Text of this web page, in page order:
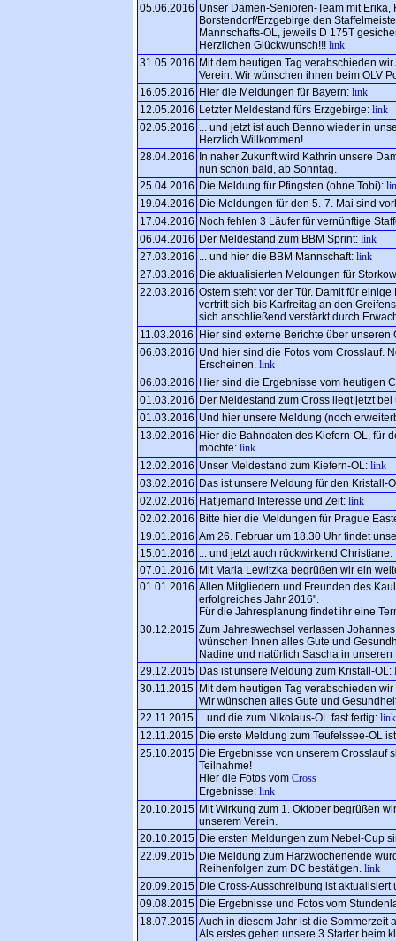
05.06.2016 Unser Damen-Senioren-Team mit
Borstendorf/Erzgebirge den
Mannschafts-OL, jeweils D 175T
Herzlichen Glückwunsch!!! link
31.05.2016 Mit dem heutigen Tag verabschieden
Verein. Wir wünschen ihnen beim OLV
16.05.2016 Hier die Meldungen für Bayern: link
12.05.2016 Letzter Meldestand fürs Erzgebirge: link
02.05.2016
... und jetzt ist auch Benno wieder in
Herzlich Willkommen!
28.04.2016 In naher Zukunft wird Kathrin unsere
nun schon bald, ab Sonntag.
25.04.2016 Die Meldung für Pfingsten (ohne Tobi):
19.04.2016 Die Meldungen für den 5.-7. Mai sind
17.04.2016 Noch fehlen 3 Läufer für vernünftige
06.04.2016 Der Meldestand zum BBM Sprint: link
27.03.2016
... und hier die BBM Mannschaft: link
27.03.2016 Die aktualisierten Meldungen für
22.03.2016 Ostern steht vor der Tür. Damit für
vertritt sich bis Karfreitag an den
sich anschließend verstärkt durch
11.03.2016 Hier sind externe Berichte über
06.03.2016 Und hier sind die Fotos vom Crosslauf.
Erscheinen. link
06.03.2016 Hier sind die Ergebnisse vom heutigen
01.03.2016 Der Meldestand zum Cross liegt jetzt
01.03.2016 Und hier unsere Meldung (noch
13.02.2016 Hier die Bahndaten des Kiefern-OL, für
möchte: link
12.02.2016 Unser Meldestand zum Kiefern-OL: link
03.02.2016 Das ist unsere Meldung für den Kristall-
02.02.2016 Hat jemand Interesse und Zeit: link
02.02.2016 Bitte hier die Meldungen für Prague
19.01.2016 Am 26. Februar um 18.30 Uhr findet
15.01.2016
... und jetzt auch rückwirkend Christiane.
07.01.2016 Mit Maria Lewitzka begrüßen wir ein
01.01.2016 Allen Mitgliedern und Freunden des
erfolgreiches Jahr 2016".
Für die Jahresplanung findet ihr eine
30.12.2015 Zum Jahreswechsel verlassen
wünschen Ihnen alles Gute und
Nadine und natürlich Sascha in unseren
29.12.2015 Das ist unsere Meldung zum Kristall-OL:
30.11.2015 Mit dem heutigen Tag verabschieden
Wir wünschen alles Gute und
22.11.2015
.. und die zum Nikolaus-OL fast fertig: link
12.11.2015 Die erste Meldung zum Teufelssee-OL
25.10.2015 Die Ergebnisse von unserem Crosslauf
Teilnahme!
Hier die Fotos vom Cross
Ergebnisse: link
20.10.2015 Mit Wirkung zum 1. Oktober begrüßen
unserem Verein.
20.10.2015 Die ersten Meldungen zum Nebel-Cup
22.09.2015 Die Meldung zum Harzwochenende
Reihenfolgen zum DC bestätigen. link
20.09.2015 Die Cross-Ausschreibung ist
09.08.2015 Die Ergebnisse und Fotos vom
18.07.2015 Auch in diesem Jahr ist die Sommerzeit
Als erstes gehen unsere 3 Starter beim